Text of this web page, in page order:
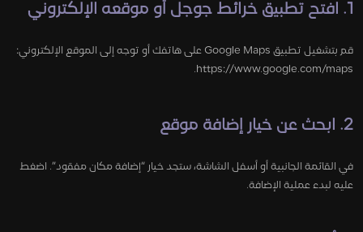
1. افتح تطبيق خرائط جوجل أو موقعه الإلكتروني
قم بتشغيل تطبيق Google Maps على هاتفك أو توجه إلى الموقع الإلكتروني:
https://www.google.com/maps.
2. ابحث عن خيار إضافة موقع
في القائمة الجانبية أو أسفل الشاشة، ستجد خيار “إضافة مكان مفقود”. اضغط
عليه لبدء عملية الإضافة.